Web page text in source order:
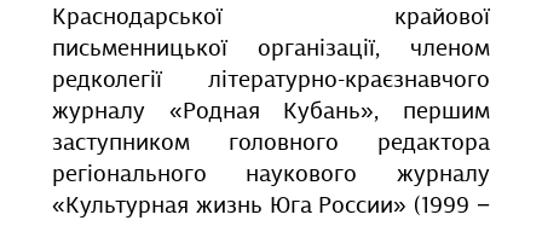
Краснодарської крайової
письменницької організації, членом
редколегії літературно-краєзнавчого
журналу «Родная Кубань», першим
заступником головного редактора
регіонального наукового журналу
«Культурная жизнь Юга России» (1999 −